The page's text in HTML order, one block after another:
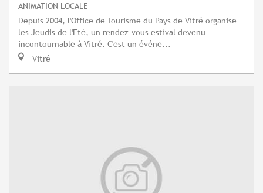
ANIMATION LOCALE
Depuis 2004, l'Office de Tourisme du Pays de Vitré organise
les Jeudis de l'Eté, un rendez-vous estival devenu
incontournable à Vitré. C'est un événe...
Vitré